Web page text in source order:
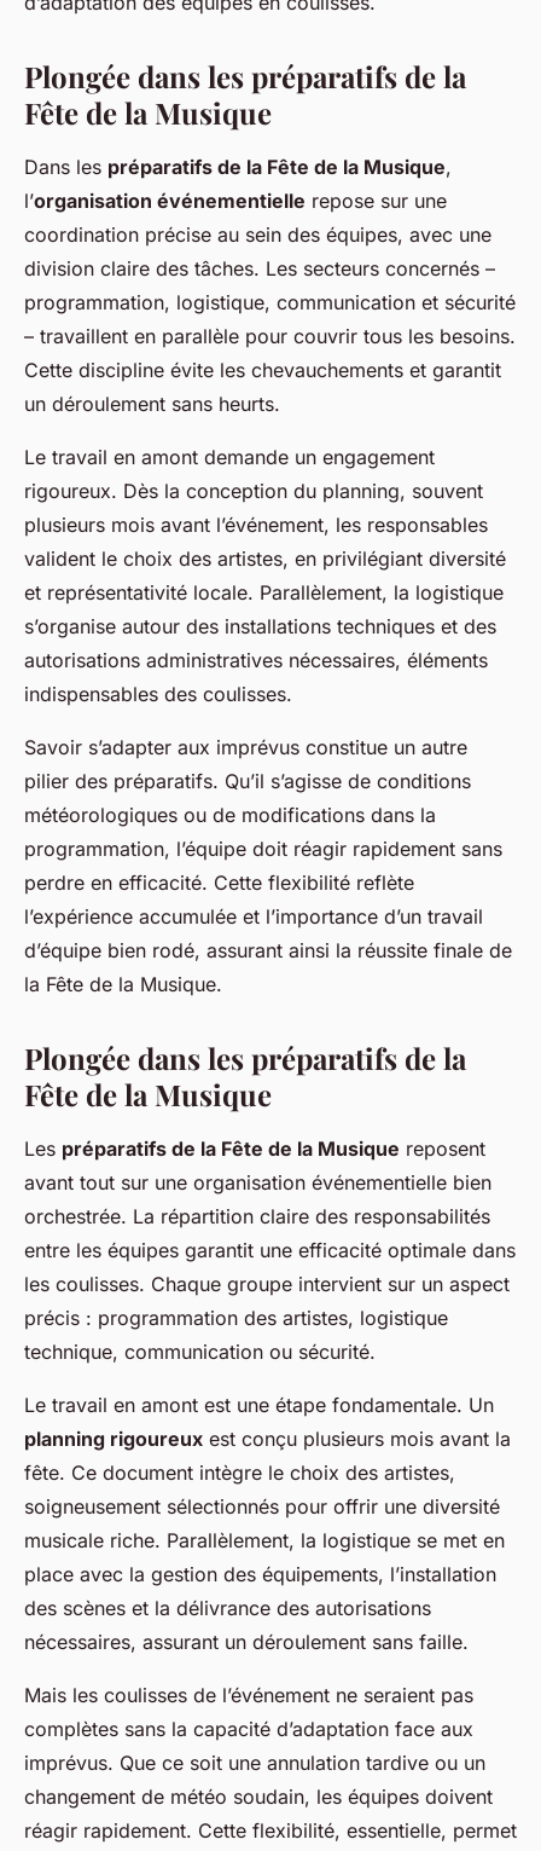
Plongée dans les préparatifs de la
Fête de la Musique
Dans les préparatifs de la Fête de la Musique,
l’organisation événementielle repose sur une
coordination précise au sein des équipes, avec une
division claire des tâches. Les secteurs concernés –
programmation, logistique, communication et sécurité
– travaillent en parallèle pour couvrir tous les besoins.
Cette discipline évite les chevauchements et garantit
un déroulement sans heurts.
Le travail en amont demande un engagement
rigoureux. Dès la conception du planning, souvent
plusieurs mois avant l’événement, les responsables
valident le choix des artistes, en privilégiant diversité
et représentativité locale. Parallèlement, la logistique
s’organise autour des installations techniques et des
autorisations administratives nécessaires, éléments
indispensables des coulisses.
Savoir s’adapter aux imprévus constitue un autre
pilier des préparatifs. Qu’il s’agisse de conditions
météorologiques ou de modifications dans la
programmation, l’équipe doit réagir rapidement sans
perdre en efficacité. Cette flexibilité reflète
l’expérience accumulée et l’importance d’un travail
d’équipe bien rodé, assurant ainsi la réussite finale de
la Fête de la Musique.
Plongée dans les préparatifs de la
Fête de la Musique
Les préparatifs de la Fête de la Musique reposent
avant tout sur une organisation événementielle bien
orchestrée. La répartition claire des responsabilités
entre les équipes garantit une efficacité optimale dans
les coulisses. Chaque groupe intervient sur un aspect
précis : programmation des artistes, logistique
technique, communication ou sécurité.
Le travail en amont est une étape fondamentale. Un
planning rigoureux est conçu plusieurs mois avant la
fête. Ce document intègre le choix des artistes,
soigneusement sélectionnés pour offrir une diversité
musicale riche. Parallèlement, la logistique se met en
place avec la gestion des équipements, l’installation
des scènes et la délivrance des autorisations
nécessaires, assurant un déroulement sans faille.
Mais les coulisses de l’événement ne seraient pas
complètes sans la capacité d’adaptation face aux
imprévus. Que ce soit une annulation tardive ou un
changement de météo soudain, les équipes doivent
réagir rapidement. Cette flexibilité, essentielle, permet